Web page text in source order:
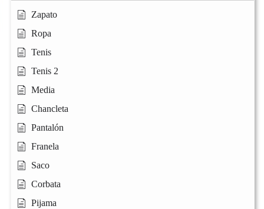
Zapato
Ropa
Tenis
Tenis 2
Media
Chancleta
Pantalón
Franela
Saco
Corbata
Pijama